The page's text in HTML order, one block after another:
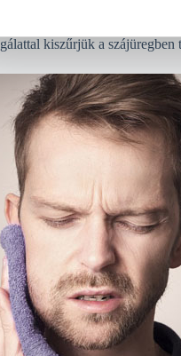
olyan szisztémás
de a bőrünk egészségére is
kiszűrjük a